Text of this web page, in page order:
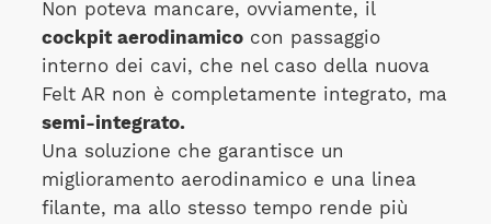
Non poteva mancare, ovviamente, il
cockpit aerodinamicocon passaggio
interno dei cavi, che nel caso della nuova
Felt AR non è completamente integrato, ma
semi-integrato.
Una soluzione che garantisce un
miglioramento aerodinamico e una linea
filante, ma allo stesso tempo rende più